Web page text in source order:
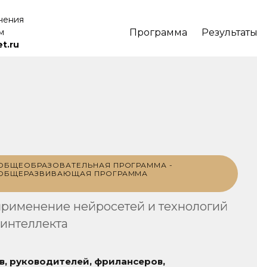
Программа Результаты
ПРОГРАММА -
ПРОГРАММА
нейросетей и технологий
руководителей, фрилансеров,